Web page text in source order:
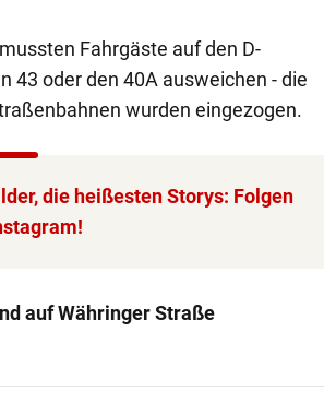
Fahrgäste auf den D-
43 oder den 40A ausweichen - die
wurden eingezogen.
die heißesten Storys: Folgen
auf Währinger Straße